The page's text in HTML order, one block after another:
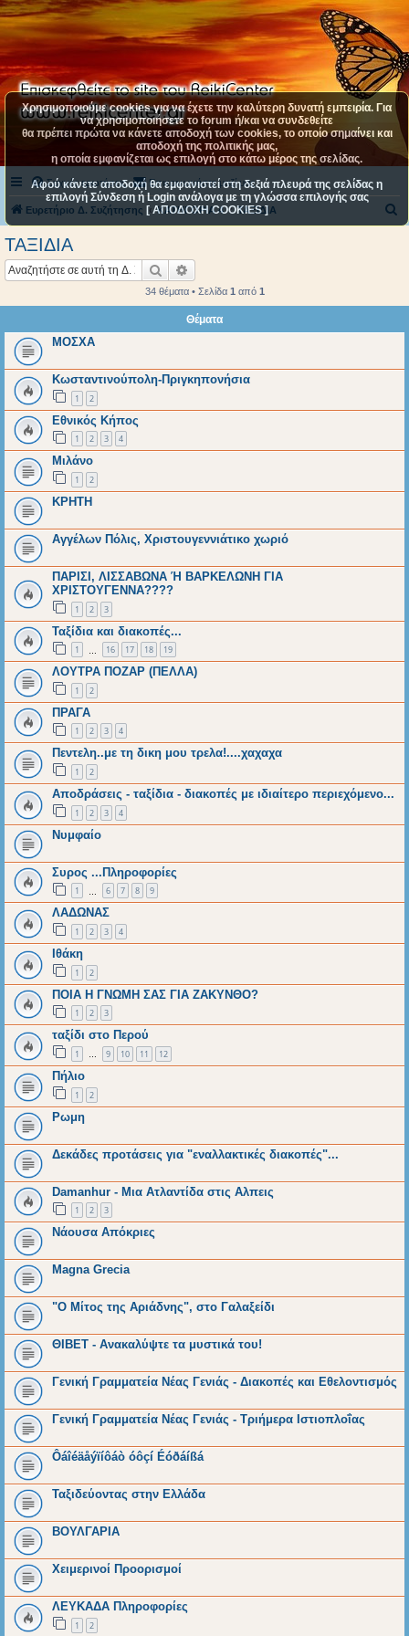
Συχνές ερωτήσεις Επικοινωνήστε μαζί μας
Ευρετήριο Δ. Συζήτησης ΚΑΤΗΓΟΡΙΑ 4 ΤΑΞΙΔΙΑ
ΤΑΞΙΔΙΑ
Αναζήτηση
34 θέματα • Σελίδα 1 από 1
Θέματα
ΜΟΣΧΑ
Κωσταντινούπολη-Πριγκηπονήσια
1 2
Εθνικός Κήπος
1 2 3 4
Μιλάνο
1 2
ΚΡΗΤΗ
Αγγέλων Πόλις, Χριστουγεννιάτικο χωριό
ΠΑΡΙΣΙ, ΛΙΣΣΑΒΩΝΑ Ή ΒΑΡΚΕΛΩΝΗ ΓΙΑ
ΧΡΙΣΤΟΥΓΕΝΝΑ????
1 2 3
Ταξίδια και διακοπές...
1 16 17 18 19
ΛΟΥΤΡΑ ΠΟΖΑΡ (ΠΕΛΛΑ)
1 2
ΠΡΑΓΑ
1 2 3 4
Πεντελη..με τη δικη μου τρελα!....χαχαχα
1 2
Αποδράσεις - ταξίδια - διακοπές με ιδιαίτερο περιεχόμενο...
1 2 3 4
Νυμφαίο
Συρος ...Πληροφορίες
1 6 7 8 9
ΛΑΔΩΝΑΣ
1 2 3 4
Ιθάκη
1 2
ΠΟΙΑ Η ΓΝΩΜΗ ΣΑΣ ΓΙΑ ΖΑΚΥΝΘΟ?
1 2 3
ταξίδι στο Περού
1 … 9 10 11 12
Πήλιο
1 2
Ρωμη
Δεκάδες προτάσεις για "εναλλακτικές διακοπές"...
Damanhur - Μια Ατλαντίδα στις Αλπεις
1 2 3
Νάουσα Απόκριες
Magna Grecia
"Ο Μίτος της Αριάδνης", στο Γαλαξείδι
ΘΙΒΕΤ - Ανακαλύψτε τα μυστικά του!
Γενική Γραμματεία Νέας Γενιάς - Διακοπές και Εθελοντισμός
Γενική Γραμματεία Νέας Γενιάς - Τριήμερα Ιστιοπλοΐας
Ôáîéäåýïíôáò óôçí Éóðáíßá
Ταξιδεύοντας στην Ελλάδα
ΒΟΥΛΓΑΡΙΑ
Χειμερινοί Προορισμοί
ΛΕΥΚΑΔΑ Πληροφορίες
1 2
Χρησιμοποιούμε cookies για να έχετε την καλύτερη δυνατή εμπειρία. Για
να χρησιμοποιήσετε το forum ή/και να συνδεθείτε
θα πρέπει πρώτα να κάνετε αποδοχή των cookies, το οποίο σημαίνει και
αποδοχή της πολιτικής μας,
η οποία εμφανίζεται ως επιλογή στο κάτω μέρος της σελίδας.
Αφού κάνετε αποδοχή θα εμφανιστεί στη δεξιά πλευρά της σελίδας η
επιλογή Σύνδεση ή Login ανάλογα με τη γλώσσα επιλογής σας
[ ΑΠΟΔΟΧΗ COOKIES ]